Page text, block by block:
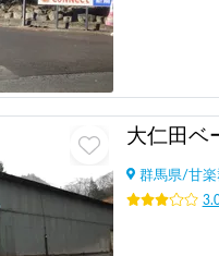
群馬県/甘楽